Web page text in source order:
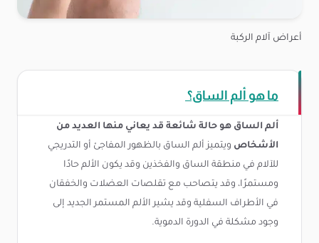
أعراض آلام الركبة
ما هو ألم الساق؟
ألم الساق هو حالة شائعة قد يعاني منها العديد من
الأشخاص ويتميز ألم الساق بالظهور المفاجئ أو التدريجي
للآلام في منطقة الساق والفخذين وقد يكون الألم حادًا
ومستمرًا، وقد يتصاحب مع تقلصات العضلات والخفقان
في الأطراف السفلية وقد يشير الألم المستمر الجديد إلى
وجود مشكلة في الدورة الدموية.